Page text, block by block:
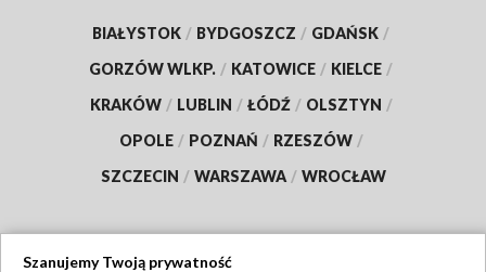
BIAŁYSTOK / BYDGOSZCZ / GDAŃSK /
GORZÓW WLKP. / KATOWICE / KIELCE /
KRAKÓW / LUBLIN / ŁÓDŹ / OLSZTYN /
OPOLE / POZNAŃ / RZESZÓW /
SZCZECIN / WARSZAWA / WROCŁAW
Szanujemy Twoją prywatność